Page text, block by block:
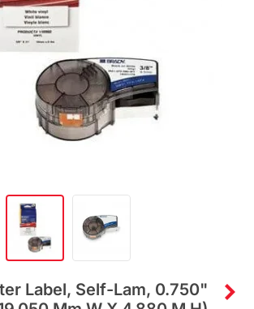
Label, Self-Lam, 0.750"